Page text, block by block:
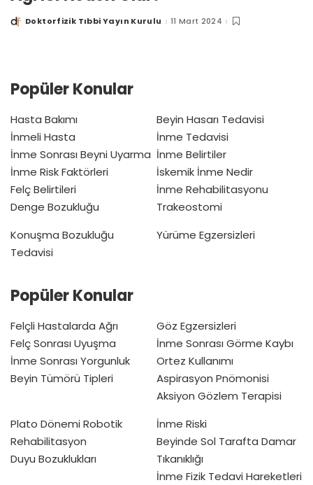
PostedDoktorfizik Tıbbi Yayın Kurulu 11 Mart 2024
Popüler Konular
Hasta Bakımı
İnmeli Hasta
İnme Sonrası Beyni Uyarma
İnme Risk Faktörleri
Felç Belirtileri
Denge Bozukluğu
Beyin Hasarı Tedavisi
İnme Tedavisi
İnme Belirtiler
İskemik İnme Nedir
İnme Rehabilitasyonu
Trakeostomi
Konuşma Bozukluğu
Tedavisi
Yürüme Egzersizleri
Popüler Konular
Felçli Hastalarda Ağrı
Felç Sonrası Uyuşma
İnme Sonrası Yorgunluk
Beyin Tümörü Tipleri
Göz Egzersizleri
İnme Sonrası Görme Kaybı
Ortez Kullanımı
Aspirasyon Pnömonisi
Aksiyon Gözlem Terapisi
Plato Dönemi Robotik
Rehabilitasyon
Duyu Bozuklukları
İnme Riski
Beyinde Sol Tarafta Damar
Tıkanıklığı
İnme Fizik Tedavi Hareketleri